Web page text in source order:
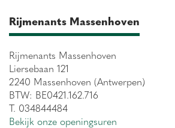
Rijmenants Massenhoven
Rijmenants Massenhoven
Liersebaan 121
2240 Massenhoven (Antwerpen)
BTW: BE0421.162.716
T. 034844484
Bekijk onze openingsuren